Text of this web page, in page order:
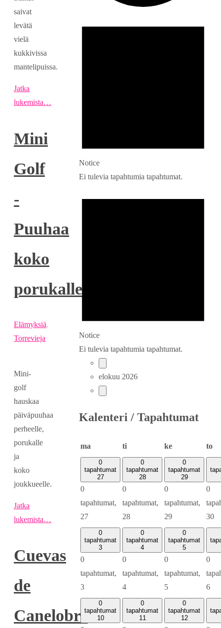
saivat
levätä
vielä
kukkivissa
mantelipuissa.
Jatka
lukemista…
Mini
Golf
-
Puuhaa
koko
porukalle
Elämyksiä,
Torrevieja
Mini-
golf
hauskaa
päiväpuuhaa
perheelle,
porukalle
ja
koko
joukkueelle.
Jatka
lukemista…
Cuevas
de
Canelobre
Notice
Ei tulevia tapahtumia tapahtumat.
Notice
Ei tulevia tapahtumia tapahtumat.
elokuu 2026
Kalenteri / Tapahtumat
ma maanantai
titiistai kekeskiviikkoto
0
tapahtumat
27
0
tapahtumat,
27
0
tapahtumat
28
0
tapahtumat,
28
0
tapahtumat
29
0
tapahtumat,
29
0
30
0
tapahtumat
3
0
tapahtumat,
3
0
tapahtumat
4
0
tapahtumat,
4
0
tapahtumat
5
0
tapahtumat,
5
0
6
0
tapahtumat
10
0
tapahtumat
11
0
tapahtumat
12